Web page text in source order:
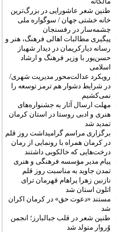
طنین شعر عاشورایی در بزرگ‌ترین
خانه خشتی جهان / سوگواره ملی
چشمه‌سار در رفسنجان
پیگیری مطالبات اهالی فرهنگ، هنر و
رسانه دیارکریمان در دیدار شهباز
حسن‌پور با وزیر فرهنگ و ارشاد
اسلامی
رویکرد عدالت‌محور مدیریت شهری/
در شرایط دشوار هم ترمز توسعه را
نمی‌کشیم
مهلت ارسال آثار به جشنواره‌های
هنری و ادبی روستا در استان کرمان
تمدید شد
برگزاری مراسم گرامیداشت روز قلم
در کرمان همراه با رونمایی از رمان
درخت‌هایی که خالکوبی داشتند
پیام مدیر مؤسسه فرهنگی و هنری
تمدن جاوید به مناسبت روز قلم
نازنین زهرا پراهام قهرمان ترای
اتلون استان شد
مستند «دعوت حق» در کرمان اکران
شد
طنین شعر در قلب جبالبارز؛ انجمن
وُروار متولد شد